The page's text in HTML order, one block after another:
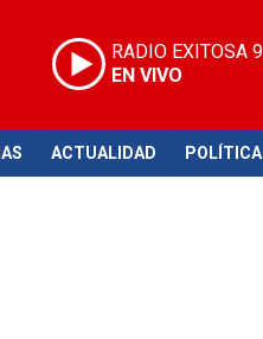
RADIO EXITOSA
EN VIVO
ACTUALIDAD POLÍTICA